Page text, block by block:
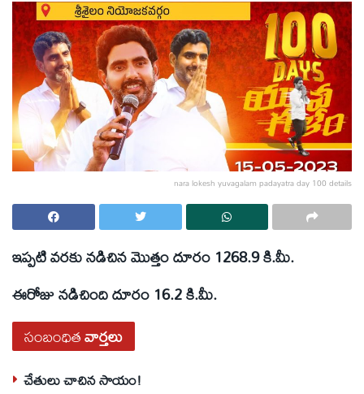
nara lokesh yuvagalam padayatra day 100 details
ఇప్పటి వరకు నడిచిన మొత్తం దూరం 1268.9 కి.మీ.
ఈరోజు నడిచింది దూరం 16.2 కి.మీ.
సంబంధితవార్తలు
చేతులు చాచిన సాయం!